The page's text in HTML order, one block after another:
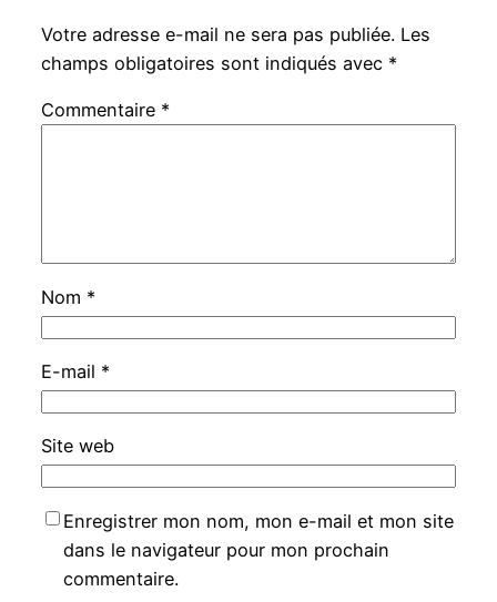
Votre adresse e-mail ne sera pas publiée. Les
champs obligatoires sont indiqués avec *
Commentaire *
Nom *
E-mail *
Site web
Enregistrer mon nom, mon e-mail et mon site
dans le navigateur pour mon prochain
commentaire.